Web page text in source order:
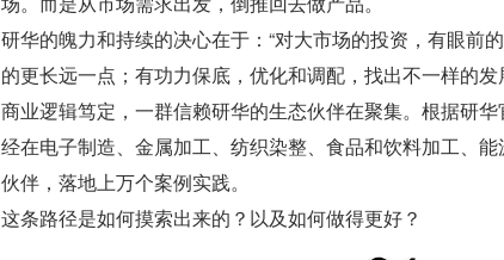
研华的魄力和持续的决心在于：“对大市场的投资，有眼前
的更长远一点；有功力保底，优化和调配，找出不一样的发
商业逻辑笃定，一群信赖研华的生态伙伴在聚集。根据研
经在电子制造、金属加工、纺织染整、食品和饮料加工、
伙伴，落地上万个案例实践。
这条路径是如何摸索出来的？以及如何做得更好？